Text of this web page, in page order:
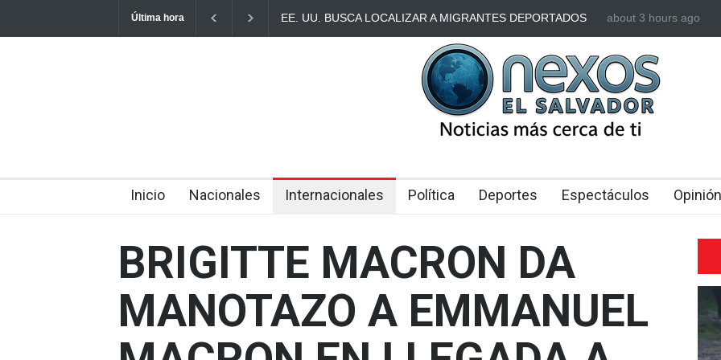
Última hora
EE. UU. BUSCA LOCALIZAR A MIGRANTES DEPORTADOS
TRUMP FIRMA
LIMITAR LA
ESPECÍFICOS
about 3 hours ago
Inicio Nacionales Internacionales Política Deportes Espectáculos Opinión
BRIGITTE MACRON DA
MANOTAZO A EMMANUEL